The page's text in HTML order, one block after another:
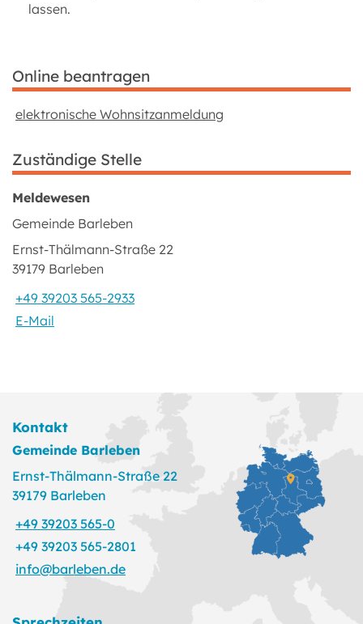
lassen.
Online beantragen
elektronische Wohnsitzanmeldung
Zuständige Stelle
Meldewesen
Gemeinde Barleben
Ernst-Thälmann-Straße 22
39179 Barleben
+49 39203 565-2933
E-Mail
Kontakt
Gemeinde Barleben
Ernst-Thälmann-Straße 22
39179 Barleben
+49 39203 565-0
+49 39203 565-2801
info@barleben.de